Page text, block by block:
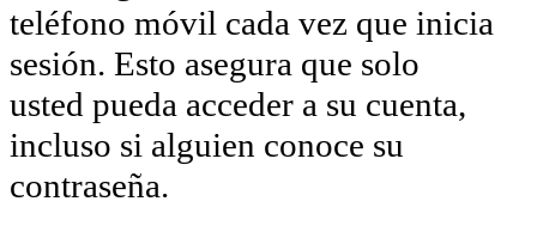
teléfono móvil cada vez que inicia
sesión. Esto asegura que solo
usted pueda acceder a su cuenta,
incluso si alguien conoce su
contraseña.